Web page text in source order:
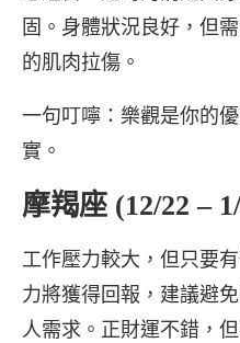
固。身體狀況良好，但
的肌肉拉傷。
一句叮嚀：樂觀是你的
實。
摩羯座 (12/22 –
工作壓力較大，但只要
力將獲得回報，建議避
人需求。正財運不錯，